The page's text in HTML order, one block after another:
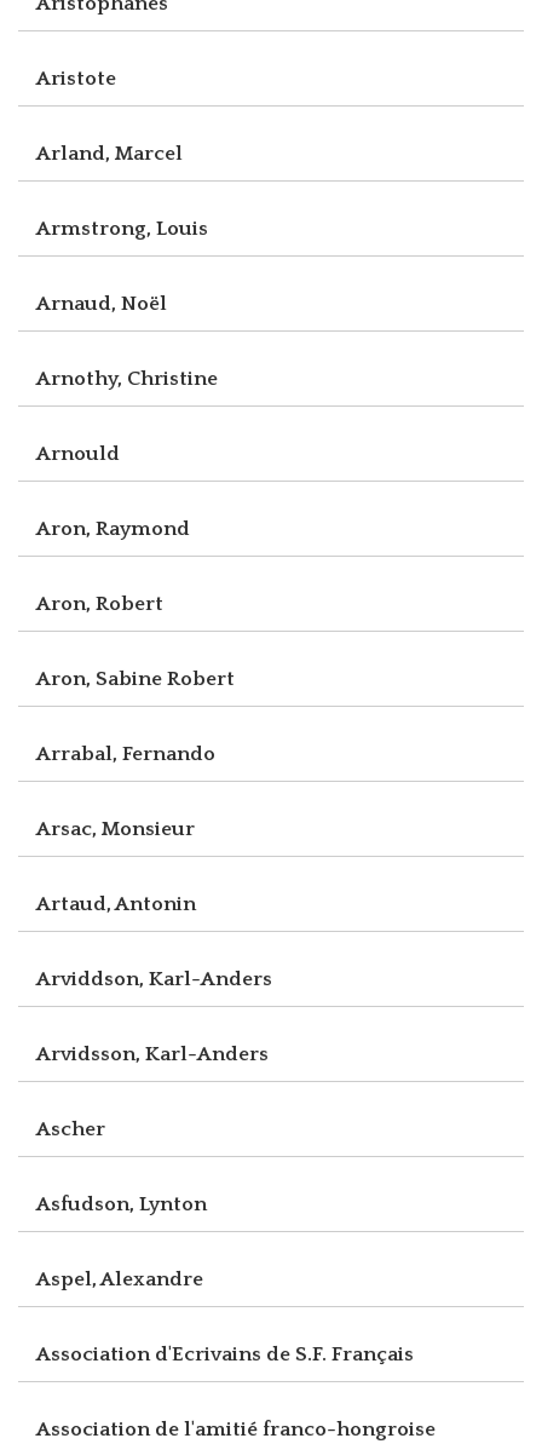
Aristote
Arland, Marcel
Armstrong, Louis
Arnaud, Noël
Arnothy, Christine
Arnould
Aron, Raymond
Aron, Robert
Aron, Sabine Robert
Arrabal, Fernando
Arsac, Monsieur
Artaud, Antonin
Arviddson, Karl-Anders
Arvidsson, Karl-Anders
Ascher
Asfudson, Lynton
Aspel, Alexandre
Association d'Ecrivains de S.F. Français
Association de l'amitié franco-hongroise